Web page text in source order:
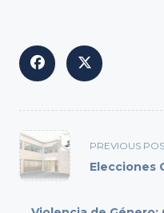
<span
class="nav-
subtitle
PREVIOUS
Elecciones